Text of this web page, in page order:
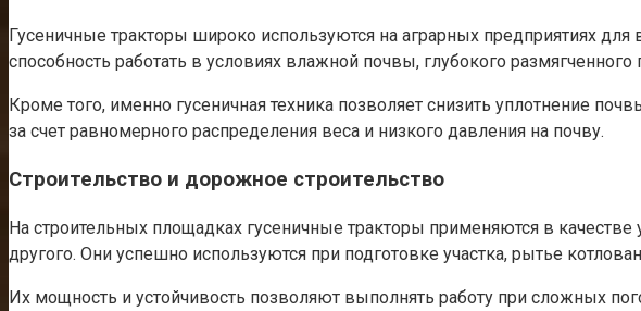
Гусеничные тракторы широко используются на аграрных предприятиях
способность работать в условиях влажной почвы, глубокого
Кроме того, именно гусеничная техника позволяет снизить уплотнение
за счет равномерного распределения веса и низкого давления на почву.
Строительство и дорожное строительство
На строительных площадках гусеничные тракторы применяются в
другого. Они успешно используются при подготовке участка, рытье
Их мощность и устойчивость позволяют выполнять работу при сложных